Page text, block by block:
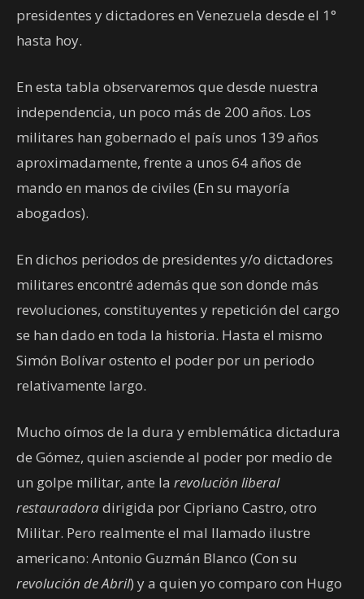
presidentes y dictadores en Venezuela desde el 1°
hasta hoy.
En esta tabla observaremos que desde nuestra
independencia, un poco más de 200 años. Los
militares han gobernado el país unos 139 años
aproximadamente, frente a unos 64 años de
mando en manos de civiles (En su mayoría
abogados).
En dichos periodos de presidentes y/o dictadores
militares encontré además que son donde más
revoluciones, constituyentes y repetición del cargo
se han dado en toda la historia. Hasta el mismo
Simón Bolívar ostento el poder por un periodo
relativamente largo.
Mucho oímos de la dura y emblemática dictadura
de Gómez, quien asciende al poder por medio de
un golpe militar, ante la revolución liberal
restauradoradirigida por Cipriano Castro, otro
Militar. Pero realmente el mal llamado ilustre
americano: Antonio Guzmán Blanco (Con su
revolución de Abril) y a quien yo comparo con Hugo